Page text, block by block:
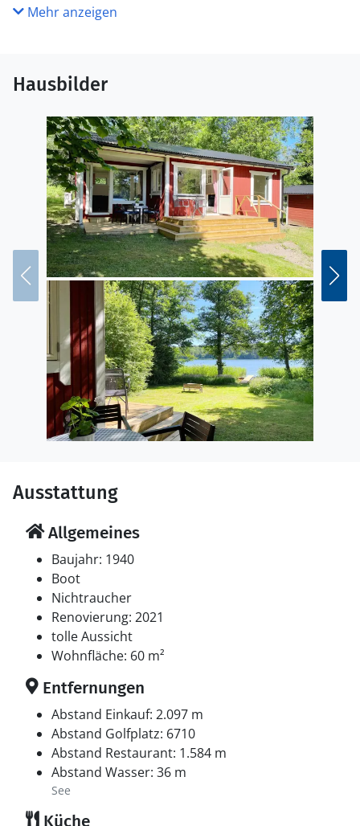
Mehr anzeigen
Hausbilder
Ausstattung
Allgemeines
Baujahr: 1940
Boot
Nichtraucher
Renovierung: 2021
tolle Aussicht
Wohnfläche: 60 m²
Entfernungen
Abstand Einkauf: 2.097 m
Abstand Golfplatz: 6710
Abstand Restaurant: 1.584 m
Abstand Wasser: 36 m
See
Küche